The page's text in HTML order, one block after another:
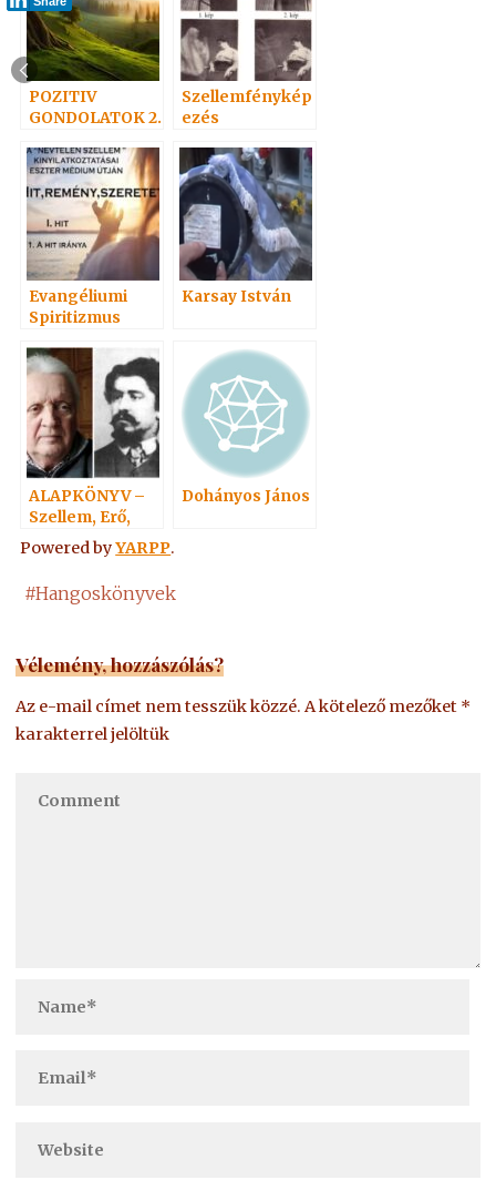
POZITIV
GONDOLATOK 2.
Szellemfénykép
ezés
Evangéliumi
Spiritizmus
népszerűségi
sorrendben 2
Karsay István
ALAPKÖNYV –
Szellem, Erő,
Anyag 7.
Dohányos János
Powered byYARPP.
#Hangoskönyvek
Vélemény, hozzászólás?
Az e-mail címet nem tesszük közzé. A kötelező mezőket *
karakterrel jelöltük